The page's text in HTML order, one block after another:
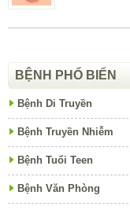
BỆNH PHỔ BIẾN
Bệnh Di Truyền
Bệnh Truyền Nhiễm
Bệnh Tuổi Teen
Bệnh Văn Phòng